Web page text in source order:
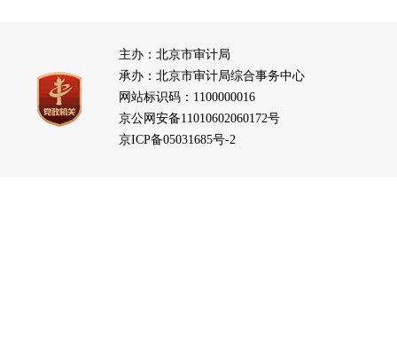
主办：北京市审计局
承办：北京市审计局综合事务中心
网站标识码：1100000016
京公网安备11010602060172号
京ICP备05031685号-2